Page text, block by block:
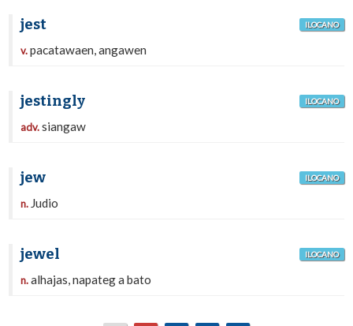
jest ILOCANO
v.pacatawaen, angawen
jestingly ILOCANO
adv.siangaw
jew ILOCANO
n. Judio
jewel ILOCANO
n.alhajas, napateg a bato